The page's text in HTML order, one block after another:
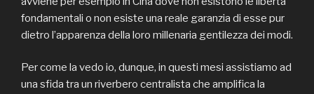
fondamentali o non esiste una reale garanzia di esse pur
dietro l’apparenza della loro millenaria gentilezza dei modi.
Per come la vedo io, dunque, in questi mesi assistiamo ad
una sfida tra un riverbero centralista che amplifica la